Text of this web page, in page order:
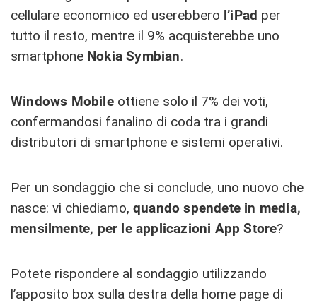
cellulare economico ed userebbero l’iPad per
tutto il resto, mentre il 9% acquisterebbe uno
smartphone Nokia Symbian.
Windows Mobileottiene solo il 7% dei voti,
confermandosi fanalino di coda tra i grandi
distributori di smartphone e sistemi operativi.
Per un sondaggio che si conclude, uno nuovo che
nasce: vi chiediamo, quando spendete in media,
mensilmente, per le applicazioni App Store?
Potete rispondere al sondaggio utilizzando
l’apposito box sulla destra della home page di